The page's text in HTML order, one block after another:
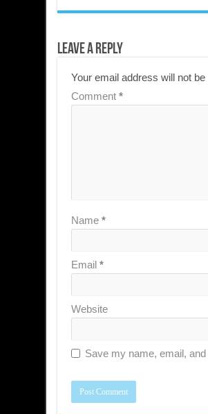
Leave a Reply
Your email address will not be
Comment*
Name*
Email*
Website
Save my name, email,